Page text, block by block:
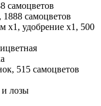
самоцветов
самоцветов
х1, удобрение х1, 500
515 самоцветов
и лозы